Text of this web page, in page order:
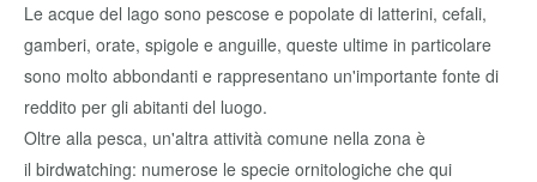
Le acque del lago sono pescose e popolate di latterini, cefali,
gamberi, orate, spigole e anguille, queste ultime in particolare
sono molto abbondanti e rappresentano un'importante fonte di
reddito per gli abitanti del luogo.
Oltre alla pesca, un'altra attività comune nella zona è
il birdwatching: numerose le specie ornitologiche che qui